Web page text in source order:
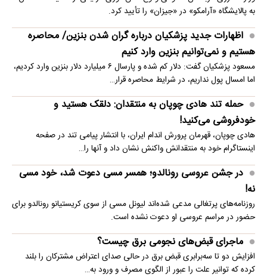
به پالایشگاه «آرامکو» در «جیزان» را تأیید کرد.
اظهارات جدید پزشکیان درباره گران شدن بنزین/ محاصره
هستیم و نمی‌توانیم بنزین وارد کنیم
مسعود پزشکیان گفت: دلار کم شده و پارسال ۶ میلیارد دلار بنزین وارد کردیم،
اما امسال پول نداریم، در شرایط محاصره قرار…
حمله تند هادی چوپان به منتقدان: دلقک هستید و
خودفروشی می‌کنید!
هادی چوپان، قهرمان پرورش اندام ایران، با انتشار پیامی تند در صفحه
اینستاگرام خود به منتقدانش واکنش نشان داد و آنها را…
در جشن عروسی رونالدو؛ همسر مسی دعوت شد، خود مسی
نه!
روزنامه‌های پرتغالی مدعی شده‌اند لیونل مسی از سوی کریستیانو رونالدو برای
حضور در مراسم عروسی او دعوت نشده است.
ماجرای قبض‌های نجومی برق چیست؟
افزایش دو تا سه‌برابری قبض برق در حالی صدای اعتراض مشترکان را بلند
کرده که توانیر علت را عبور از الگوی مصرف و ورود به…